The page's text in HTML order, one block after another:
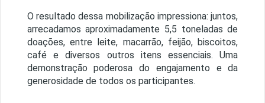
O resultado dessa mobilização impressiona: juntos,
arrecadamos aproximadamente 5,5 toneladas de
doações, entre leite, macarrão, feijão, biscoitos,
café e diversos outros itens essenciais. Uma
demonstração poderosa do engajamento e da
generosidade de todos os participantes.